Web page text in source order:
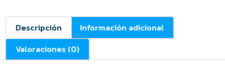
Descripción
Información adicional
Valoraciones (0)